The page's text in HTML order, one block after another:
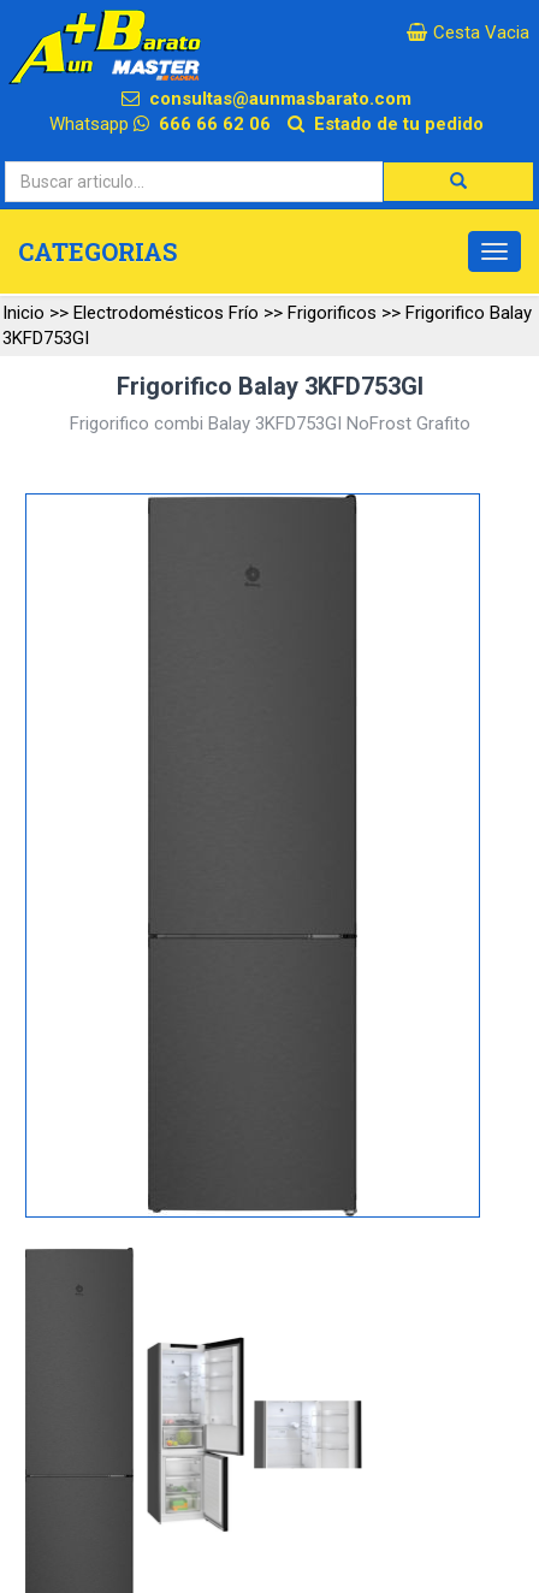
×
Cesta Vacia
consultas@aunmasbarato.com
Whatsapp
666 66 62 06 Estado de tu pedido
CATEGORIAS
Inicio >> Electrodomésticos Frío >> Frigorificos >> Frigorifico Balay
3KFD753GI
Frigorifico Balay 3KFD753GI
Frigorifico combi Balay 3KFD753GI NoFrost Grafito